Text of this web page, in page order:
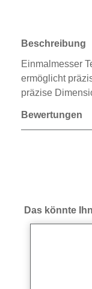
Beschreibung
Einmalmesser
ermöglicht
präzise
Bewertungen
Produktgalerie
Das könnte